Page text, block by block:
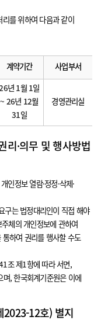
를 위하여 다음과 같이
계약기간 사업부서
년 1월 1일
~ 26년 12월
31일
경영관리실
리·의무 및 행사방법
인정보 열람·정정·삭제·
구는 법정대리인이 직접 해야
체의 개인정보에 관하여
하여 권리를 행사할 수도
조 제1항에 따라 서면,
, 한국회계기준원은 이에
2023-12호) 별지